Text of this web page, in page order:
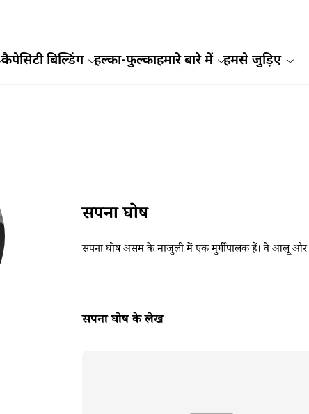
कैपेसिटी बिल्डिंग हल्का-फुल्काहमारे बारे में हमसे जुड़िए
सपना घोष
सपना घोष असम के माजुली में एक मुर्गीपालक हैं। वे आलू और
सपना घोष के लेख